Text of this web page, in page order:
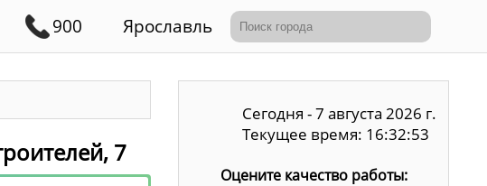
900 Ярославль
7
Сегодня - 7 августа 2026 г.
Текущее время: 16:32:54
Оцените качество работы: